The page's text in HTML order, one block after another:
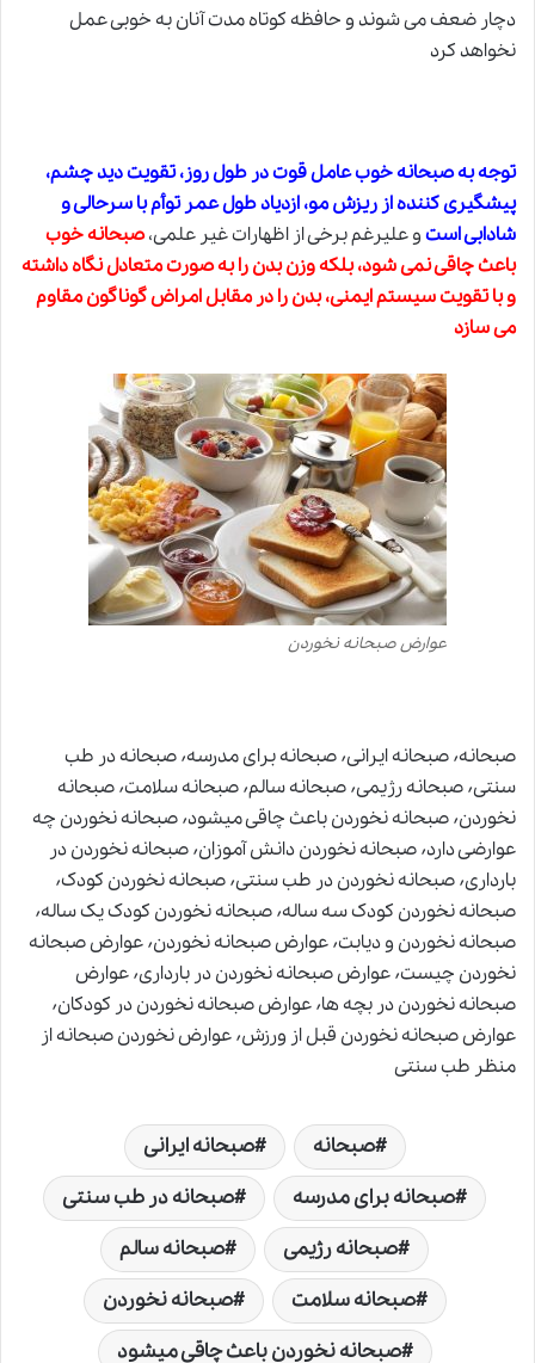
دچار ضعف می شوند و حافظه کوتاه مدت آنان به خوبی عمل
نخواهد کرد
توجه به صبحانه خوب عامل قوت در طول روز، تقویت دید چشم،
پیشگیری کننده از ریزش مو، ازدیاد طول عمر توأم با سرحالی و
شادابی استو علیرغم برخی از اظهارات غیر علمی،صبحانه خوب
باعث چاقی نمی شود، بلکه وزن بدن را به صورت متعادل نگاه داشته
و با تقویت سیستم ایمنی، بدن را در مقابل امراض گوناگون مقاوم
می سازد
عوارض صبحانه نخوردن
صبحانه٬ صبحانه ایرانی٬ صبحانه برای مدرسه٬ صبحانه در طب
سنتی٬ صبحانه رژیمی٬ صبحانه سالم٬ صبحانه سلامت٬ صبحانه
نخوردن٬ صبحانه نخوردن باعث چاقی میشود٬ صبحانه نخوردن چه
عوارضی دارد٬ صبحانه نخوردن دانش آموزان٬ صبحانه نخوردن در
بارداری٬ صبحانه نخوردن در طب سنتی٬ صبحانه نخوردن کودک٬
صبحانه نخوردن کودک سه ساله٬ صبحانه نخوردن کودک یک ساله٬
صبحانه نخوردن و دیابت٬ عوارض صبحانه نخوردن٬ عوارض صبحانه
نخوردن چیست٬ عوارض صبحانه نخوردن در بارداری٬ عوارض
صبحانه نخوردن در بچه ها٬ عوارض صبحانه نخوردن در کودکان٬
عوارض صبحانه نخوردن قبل از ورزش٬ عوارض نخوردن صبحانه از
منظر طب سنتی
صبحانه
صبحانه ایرانی
صبحانه برای مدرسه
صبحانه در طب سنتی
صبحانه رژیمی
صبحانه سالم
صبحانه سلامت
صبحانه نخوردن
صبحانه نخوردن باعث چاقی میشود